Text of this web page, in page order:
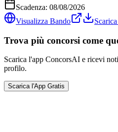
Scadenza: 08/08/2026
Visualizza Bando
Trova più concorsi come
Scarica l'app ConcorsAI e ricevi
profilo.
Scarica l'App Gratis